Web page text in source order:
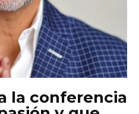
la conferencia